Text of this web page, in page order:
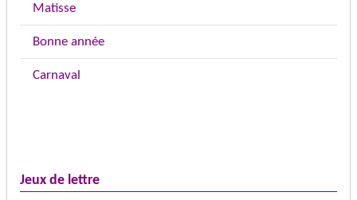
Matisse
Bonne année
Carnaval
Jeux de lettre